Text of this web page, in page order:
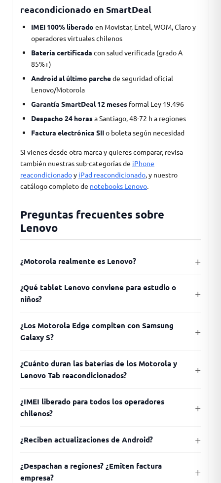
reacondicionado en SmartDeal
IMEI 100% liberado en Movistar, Entel, WOM, Claro y
operadores virtuales chilenos
Batería certificada con salud verificada (grado A
85%+)
Android al último parchede seguridad oficial
Lenovo/Motorola
Garantía SmartDeal 12 meses formal Ley 19.496
Despacho 24 horasa Santiago, 48-72 h a regiones
Factura electrónica SIIo boleta según necesidad
Si vienes desde otra marca y quieres comparar, revisa
también nuestras sub-categorías de iPhone
reacondicionadoy iPad reacondicionado, y nuestro
catálogo completo de notebooks Lenovo.
Preguntas frecuentes sobre
Lenovo
¿Motorola realmente es Lenovo?
¿Qué tablet Lenovo conviene para estudio o
niños?
¿Los Motorola Edge compiten con Samsung
Galaxy S?
¿Cuánto duran las baterías de los Motorola y
Lenovo Tab reacondicionados?
¿IMEI liberado para todos los operadores
chilenos?
¿Reciben actualizaciones de Android?
¿Despachan a regiones? ¿Emiten factura
empresa?